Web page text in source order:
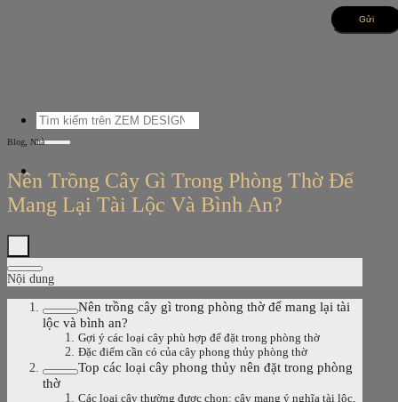
Tìm
kiếm:
Blog Nhà
Nên Trồng Cây Gì Trong Phòng Thờ Để
Mang Lại Tài Lộc Và Bình An?
Nội dung
Nên trồng cây gì trong phòng thờ để mang lại tài
lộc và bình an?
Gợi ý các loại cây phù hợp để đặt trong phòng thờ
Đặc điểm cần có của cây phong thủy phòng thờ
Top các loại cây phong thủy nên đặt trong phòng
thờ
Các loại cây thường được chọn: cây mang ý nghĩa tài lộc,